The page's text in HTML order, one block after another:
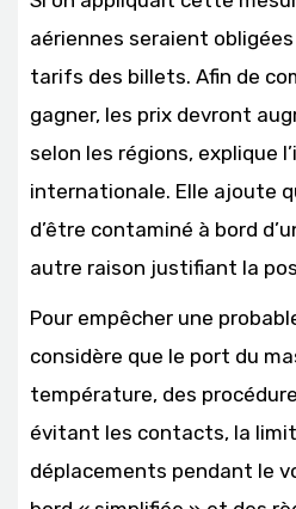
aériennes seraient
tarifs des billets. Afin de
gagner, les prix devront
selon les régions, explique
internationale. Elle ajoute
d’être contaminé à bord
autre raison justifiant la
Pour empêcher une
considère que le port du
température, des
évitant les contacts, la
déplacements pendant le